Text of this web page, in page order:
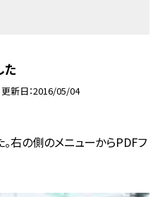
た
更新日 2016/05/04
右の側のメニューからPDFフ